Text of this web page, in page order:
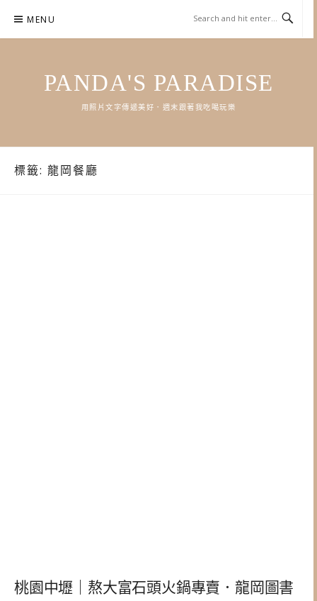
content
MENU
PANDA'S PARADISE
用照片文字傳遞美好．週末跟著我吃喝玩樂
標籤: 龍岡餐廳
桃園中壢｜熬大富石頭火鍋專賣．龍岡圖書